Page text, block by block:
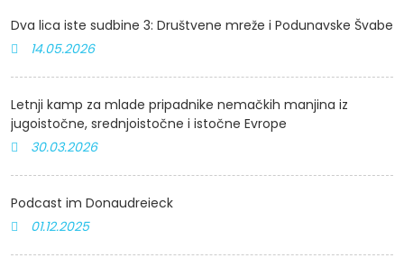
Dva lica iste sudbine 3: Društvene mreže i Podunavske Švabe
14.05.2026
Letnji kamp za mlade pripadnike nemačkih manjina iz
jugoistočne, srednjoistočne i istočne Evrope
30.03.2026
Podcast im Donaudreieck
01.12.2025